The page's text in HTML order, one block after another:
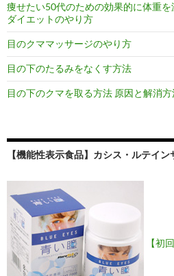
痩せたい50代のための効果的に体重を
ダイエットのやり方
目のクママッサージのやり方
目の下のたるみをなくす方法
目の下のクマを取る方法 原因と解消方
【機能性表示食品】カシス・ルテイ
【初